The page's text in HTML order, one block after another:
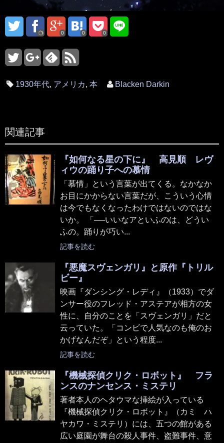
0 0 0
1930年代, アメリカ, 本 Blacken Darkin
関連記事
『如何なる星の下に』 高見順 レヴ
ィウの踊り子への慕情
「慕情」という言葉が出てくる。なかなか
お目にかからない言葉だが、こういう心情
は今でもなくなったわけではないのではな
いか。 「──いいなアといふのは、どうい
ふの。踊りが巧い...
記事を読む
『悪魔スヴェンガリ』と原作『トリル
ビー』
映画『ダンシング・レディ』（1933）でダ
ンサー役のフレッド・アステアが相方の女
性に、自分のことを「スヴェンガリ」だと
云っていた。「コンビで人気なのも俺のお
かげなんだぞ」という程度...
記事を読む
『機械探偵クリク・ロボット』 フラ
ンスのナンセンス・ミステリ
著者本人のヘタウマな挿絵が入っている
『機械探偵クリク・ロボット』（カミ ハ
ヤカワ・ミステリ）には、五つの館がある
広い庭園が舞台の殺人事件、盗難事件、意